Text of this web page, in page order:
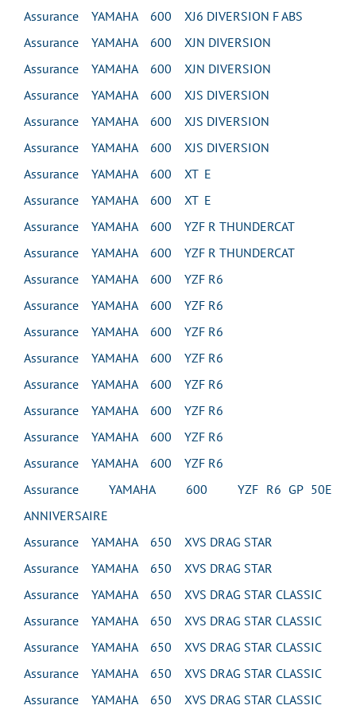
Assurance YAMAHA 600 XJ6 DIVERSION F ABS
Assurance YAMAHA 600 XJN DIVERSION
Assurance YAMAHA 600 XJN DIVERSION
Assurance YAMAHA 600 XJS DIVERSION
Assurance YAMAHA 600 XJS DIVERSION
Assurance YAMAHA 600 XJS DIVERSION
Assurance YAMAHA 600 XT E
Assurance YAMAHA 600 XT E
Assurance YAMAHA 600 YZF R THUNDERCAT
Assurance YAMAHA 600 YZF R THUNDERCAT
Assurance YAMAHA 600 YZF R6
Assurance YAMAHA 600 YZF R6
Assurance YAMAHA 600 YZF R6
Assurance YAMAHA 600 YZF R6
Assurance YAMAHA 600 YZF R6
Assurance YAMAHA 600 YZF R6
Assurance YAMAHA 600 YZF R6
Assurance YAMAHA 600 YZF R6
Assurance YAMAHA 600 YZF R6 GP 50E
ANNIVERSAIRE
Assurance YAMAHA 650 XVS DRAG STAR
Assurance YAMAHA 650 XVS DRAG STAR
Assurance YAMAHA 650 XVS DRAG STAR CLASSIC
Assurance YAMAHA 650 XVS DRAG STAR CLASSIC
Assurance YAMAHA 650 XVS DRAG STAR CLASSIC
Assurance YAMAHA 650 XVS DRAG STAR CLASSIC
Assurance YAMAHA 650 XVS DRAG STAR CLASSIC